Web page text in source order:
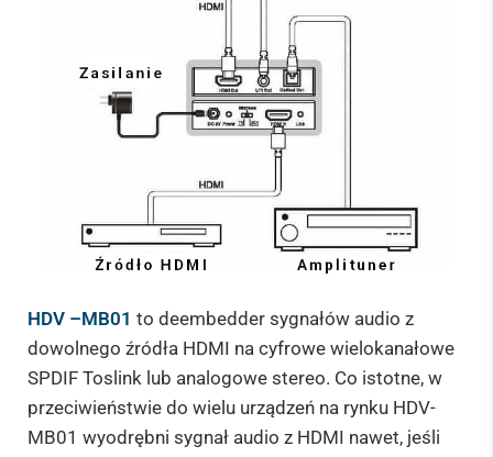
HDV –MB01 to deembedder sygnałów audio z
dowolnego źródła HDMI na cyfrowe wielokanałowe
SPDIF Toslink lub analogowe stereo. Co istotne, w
przeciwieństwie do wielu urządzeń na rynku HDV-
MB01 wyodrębni sygnał audio z HDMI nawet, jeśli